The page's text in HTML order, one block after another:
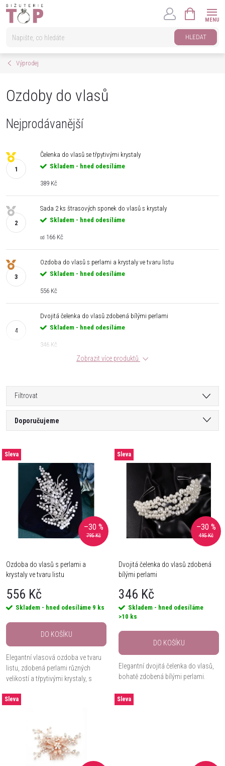
Přejít
HLEDAT
KOŠÍK
Výprodej
Ozdoby do vlasů
Nejprodávanější
Čelenka do vlasů se třpytivými krystaly
Skladem - hned odesíláme
389 Kč
Sada 2 ks štrasových sponek do vlasů s krystaly
Skladem - hned odesíláme
od 166 Kč
Ozdoba do vlasů s perlami a krystaly ve tvaru listu
Skladem - hned odesíláme
556 Kč
Dvojitá čelenka do vlasů zdobená bílými perlami
Skladem - hned odesíláme
346 Kč
Zobrazit více produktů
Filtrovat
Ř
a
p
r
o
d
u
k
Doporučujeme
Nejdražší
Nejprodávanější
Abecedně
V
s
p
r
d
u
k
Sleva
795 Kč
–30 %
Ozdoba do vlasů s perlami a
krystaly ve tvaru listu
556 Kč
Skladem - hned odesíláme 9 ks
DO KOŠÍKU
Elegantní vlasová ozdoba ve tvaru
listu, zdobená perlami různých
velikostí a třpytivými krystaly, s
Sleva
495 Kč
–30 %
Dvojitá čelenka do vlasů zdobená
bílými perlami
346 Kč
Skladem - hned odesíláme
>10 ks
DO KOŠÍKU
Elegantní dvojitá čelenka do vlasů,
bohatě zdobená bílými perlami.
Sleva Sleva